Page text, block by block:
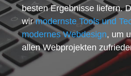
besten Ergebnisse liefern.
wirmodernste Tools und
modernes Webdesign, um
allen Webprojekten